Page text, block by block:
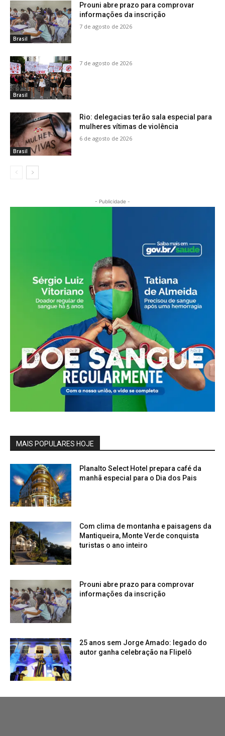
Brasil
Prouni abre prazo para comprovar
informações da inscrição
7 de agosto de 2026
Brasil
7 de agosto de 2026
Brasil
Rio: delegacias terão sala especial para
mulheres vítimas de violência
6 de agosto de 2026
- Publicidade -
MAIS POPULARES HOJE
Planalto Select Hotel prepara café da
manhã especial para o Dia dos Pais
Com clima de montanha e paisagens da
Mantiqueira, Monte Verde conquista
turistas o ano inteiro
Prouni abre prazo para comprovar
informações da inscrição
25 anos sem Jorge Amado: legado do
autor ganha celebração na Flipelô